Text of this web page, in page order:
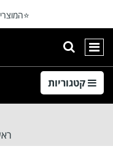
משלוח
ניווט ראשיהצגת חיפוש